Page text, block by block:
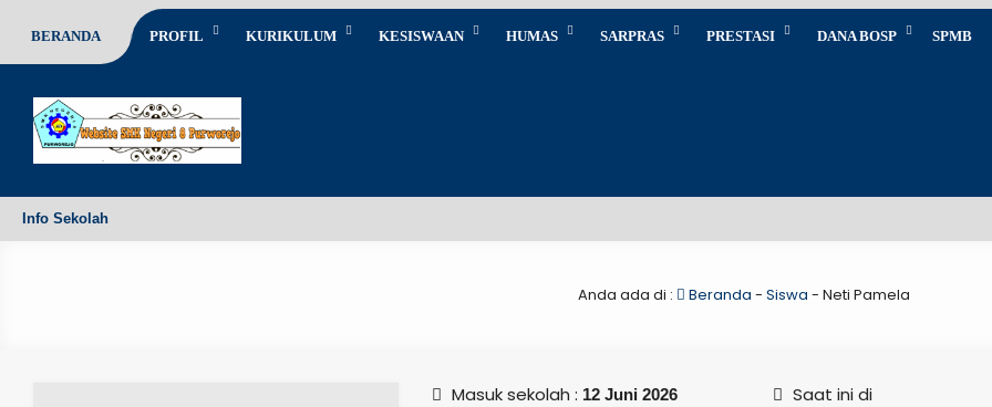
BERANDA PROFIL KURIKULUM KESISWAAN HUMAS SARPRAS PRESTASI DANA BOSP SPMB
Info Sekolah
Anda ada di : Beranda - Siswa - Neti Pamela
Masuk sekolah : 12 Juni 2026 Saat ini di